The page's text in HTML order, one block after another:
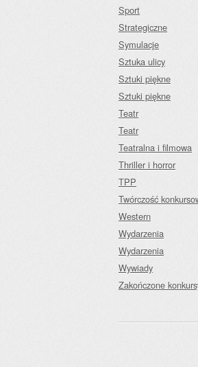
Sport
Strategiczne
Symulacje
Sztuka ulicy
Sztuki piękne
Sztuki piękne
Teatr
Teatr
Teatralna i filmowa
Thriller i horror
TPP
Twórczość
Western
Wydarzenia
Wydarzenia
Wywiady
Zakończone